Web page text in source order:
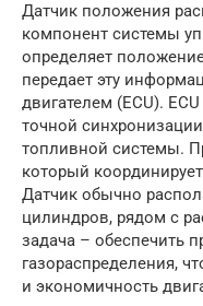
Датчик положения
компонент системы
определяет
передает эту
двигателем (ECU).
точной
топливной системы.
который
Датчик обычно
цилиндров, рядом с
задача – обеспечить
газораспределения,
и экономичность